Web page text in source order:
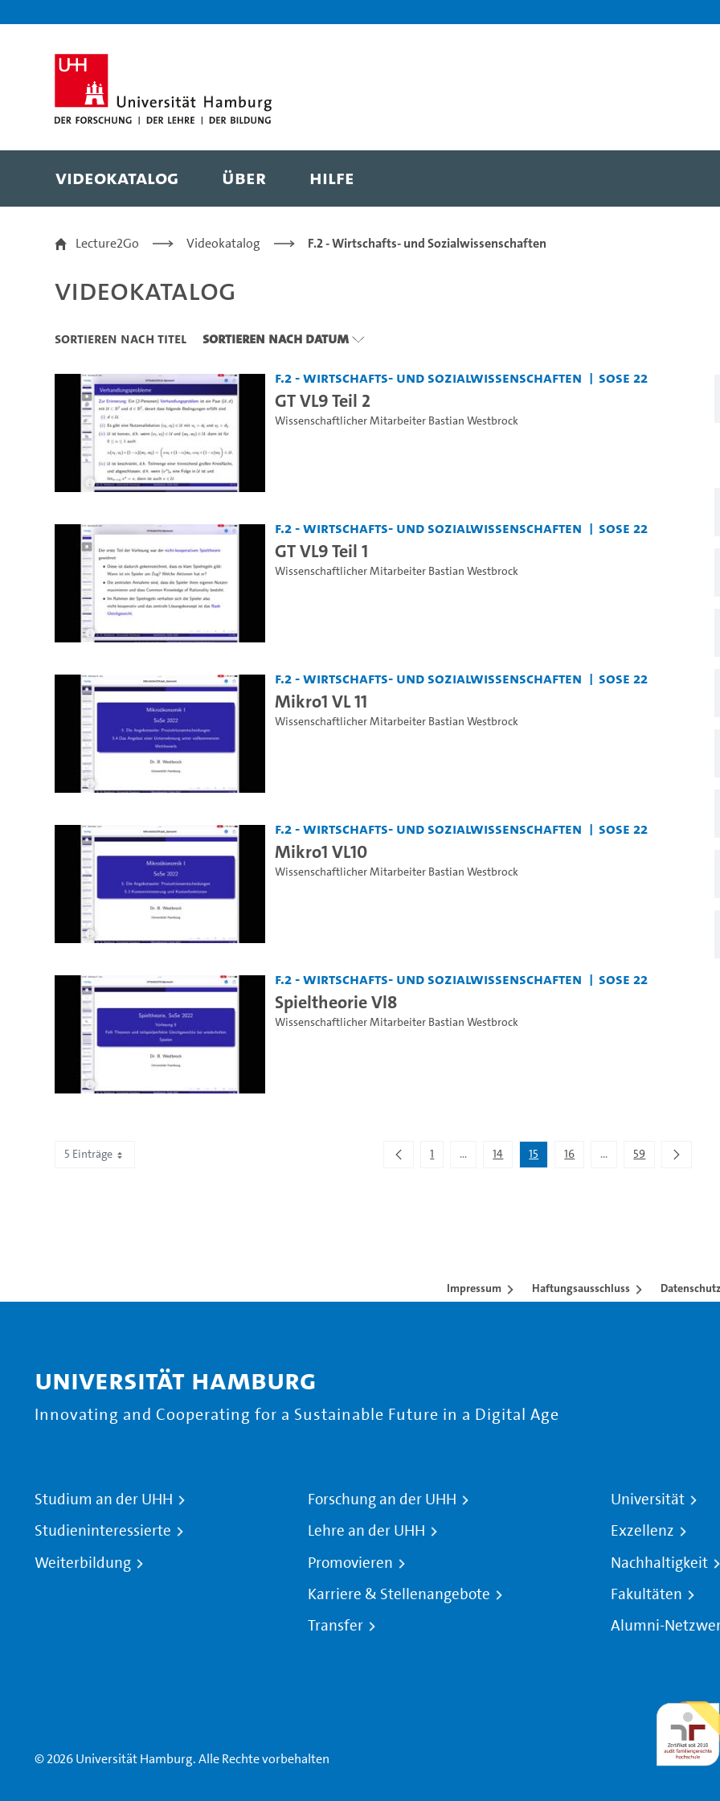
Videokatalog Über Hilfe
Videokatalog
Lecture2Go Videokatalog F.2 - Wirtschafts- und Sozialwissenschaften
Videokatalog
Sortieren nach Titel Sortieren nach Datum
F.2 - Wirtschafts- und Sozialwissenschaften SoSe 22
GT VL9 Teil 2
Wissenschaftlicher Mitarbeiter Bastian Westbrock
F.2 - Wirtschafts- und Sozialwissenschaften SoSe 22
GT VL9 Teil 1
Wissenschaftlicher Mitarbeiter Bastian Westbrock
F.2 - Wirtschafts- und Sozialwissenschaften SoSe 22
Mikro1 VL 11
Wissenschaftlicher Mitarbeiter Bastian Westbrock
F.2 - Wirtschafts- und Sozialwissenschaften SoSe 22
Mikro1 VL10
Wissenschaftlicher Mitarbeiter Bastian Westbrock
F.2 - Wirtschafts- und Sozialwissenschaften SoSe 22
Spieltheorie Vl8
Wissenschaftlicher Mitarbeiter Bastian Westbrock
5 Einträge 1 ...Zwischenseiten Navigieren mit TAB-Taste.
14 15 16 ...Zwischenseiten
59
Impressum Haftungsausschluss
Universität Hamburg
Innovating and Cooperating for a Sustainable Future in a Digital Age
Studium an der UHH
Studieninteressierte
Weiterbildung
Forschung an der UHH
Lehre an der UHH
Promovieren
Karriere & Stellenangebote
Transfer
Universität
Exzellenz
Nachhaltigkeit
Fakultäten
Alumni-
© 2026 Universität Hamburg. Alle Rechte vorbehalten